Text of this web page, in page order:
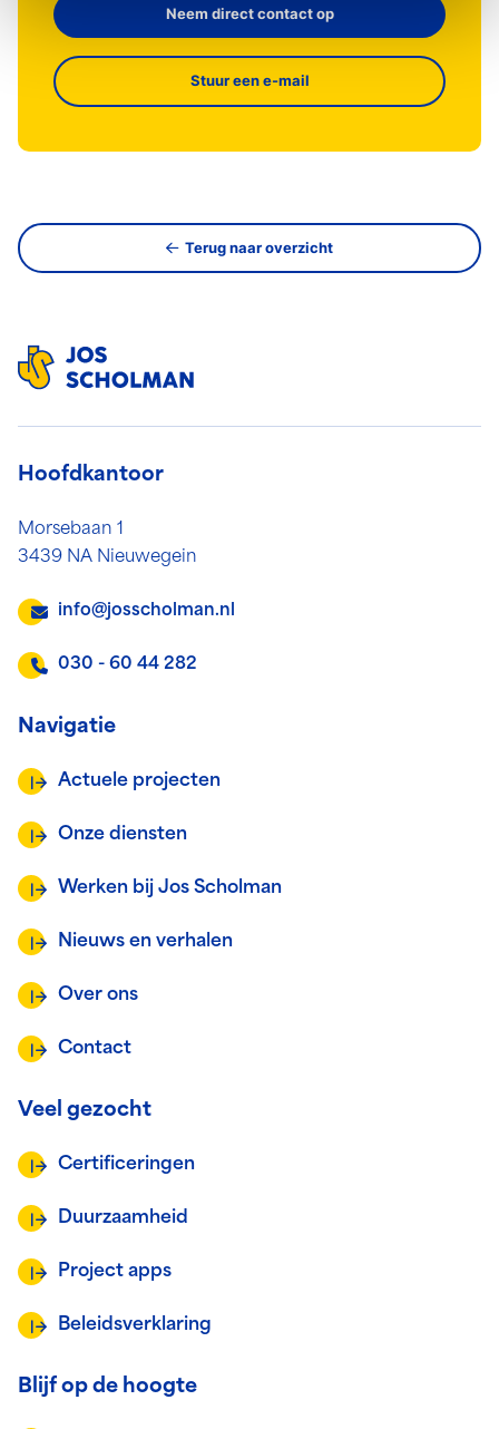
Neem direct contact op
Stuur een e-mail
Terug naar overzicht
Hoofdkantoor
Morsebaan 1
3439 NA Nieuwegein
info@josscholman.nl
030 - 60 44 282
Navigatie
Actuele projecten
Onze diensten
Werken bij Jos Scholman
Nieuws en verhalen
Over ons
Contact
Veel gezocht
Certificeringen
Duurzaamheid
Project apps
Beleidsverklaring
Blijf op de hoogte